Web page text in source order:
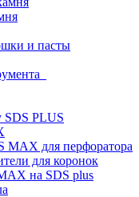
и пасты
SDS PLUS
MAX для перфоратора
для коронок
на SDS plus